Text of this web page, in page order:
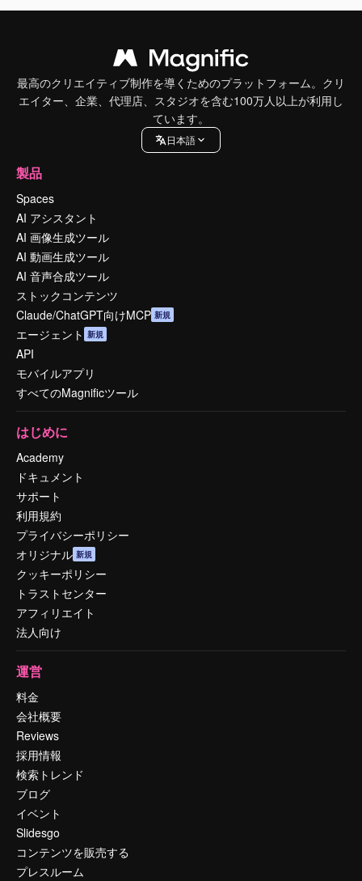
最高のクリエイティブ制作を導くためのプラットフォーム。クリ
エイター、企業、代理店、スタジオを含む100万人以上が利用し
ています。
日本語
製品
Spaces
AI アシスタント
AI 画像生成ツール
AI 動画生成ツール
AI 音声合成ツール
ストックコンテンツ
Claude/ChatGPT向けMCP 新規
エージェント 新規
API
モバイルアプリ
すべてのMagnificツール
はじめに
Academy
ドキュメント
サポート
利用規約
プライバシーポリシー
オリジナル 新規
クッキーポリシー
トラストセンター
アフィリエイト
法人向け
運営
料金
会社概要
Reviews
採用情報
検索トレンド
ブログ
イベント
Slidesgo
コンテンツを販売する
プレスルーム